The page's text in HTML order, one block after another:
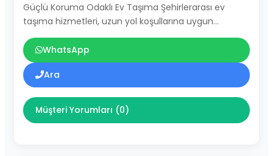
Güçlü Koruma Odaklı Ev Taşıma Şehirlerarası ev
taşıma hizmetleri, uzun yol koşullarına uygun…
WhatsApp
Ara
Müşteri Yorumları (0)